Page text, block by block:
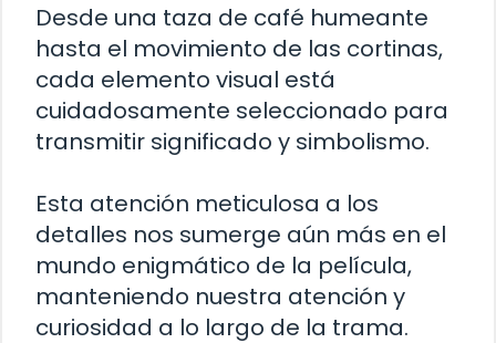
Desde una taza de café humeante
hasta el movimiento de las cortinas,
cada elemento visual está
cuidadosamente seleccionado para
transmitir significado y simbolismo.
Esta atención meticulosa a los
detalles nos sumerge aún más en el
mundo enigmático de la película,
manteniendo nuestra atención y
curiosidad a lo largo de la trama.